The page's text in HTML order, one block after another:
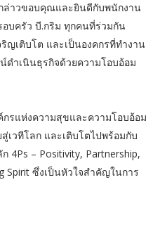
ล่าวขอบคุณและยินดีกับพนักงาน
อบครัว บี.กริม ทุกคนที่ร่วมกัน
ญเติบโต และเป็นองคกรที่ทำงาน
ำเนินธุรกิจด้วยความโอบอ้อม
กรแห่งความสุขและความโอบอ้อม
เวทีโลก และเติบโตไปพร้อมกับ
4Ps – Positivity, Partnership,
Spirit ซึ่งเป็นหัวใจสำคัญในการ